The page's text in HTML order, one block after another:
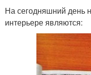
На сегодняшний день
интерьере являются: